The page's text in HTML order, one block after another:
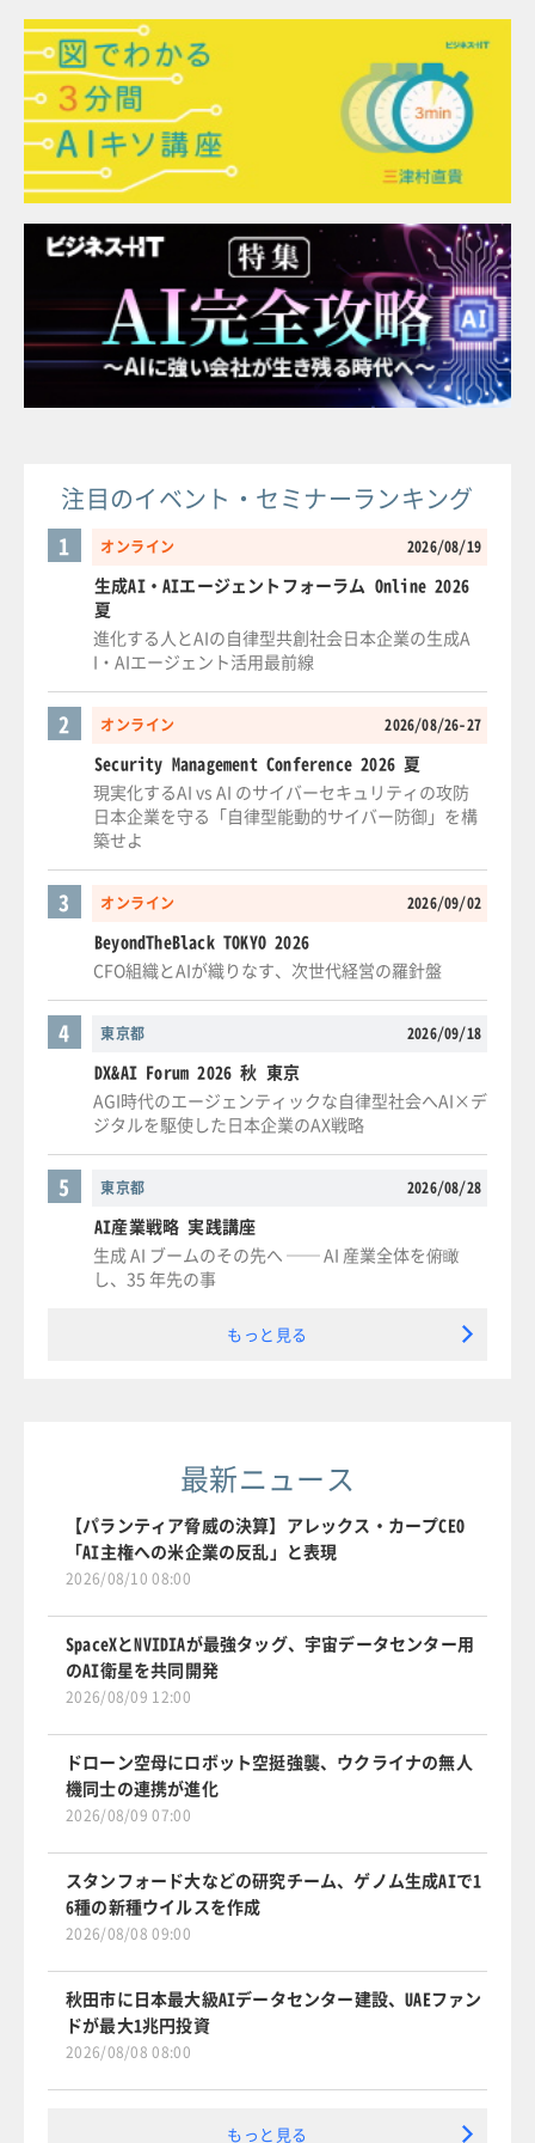
注目のイベント・セミナーランキング
オンライン 2026/08/19
1
生成AI・AIエージェントフォーラム Online 2026
夏
進化する人とAIの自律型共創社会日本企業の生成A
I・AIエージェント活用最前線
オンライン 2026/08/26-27
2
Security Management Conference 2026 夏
現実化するAI vs AI のサイバーセキュリティの攻防
日本企業を守る「自律型能動的サイバー防御」を構
築せよ
オンライン 2026/09/02
3
BeyondTheBlack TOKYO 2026
CFO組織とAIが織りなす、次世代経営の羅針盤
東京都 2026/09/18
4
DX&AI Forum 2026 秋 東京
AGI時代のエージェンティックな自律型社会へAI×デ
ジタルを駆使した日本企業のAX戦略
東京都 2026/08/28
5
AI産業戦略 実践講座
生成 AI ブームのその先へ ── AI 産業全体を俯瞰
し、35 年先の事
もっと見る
最新ニュース
【パランティア脅威の決算】アレックス・カープCEO
「AI主権への米企業の反乱」と表現
2026/08/10 08:00
SpaceXとNVIDIAが最強タッグ、宇宙データセンター用
のAI衛星を共同開発
2026/08/09 12:00
ドローン空母にロボット空挺強襲、ウクライナの無人
機同士の連携が進化
2026/08/09 07:00
スタンフォード大などの研究チーム、ゲノム生成AIで1
6種の新種ウイルスを作成
2026/08/08 09:00
秋田市に日本最大級AIデータセンター建設、UAEファン
ドが最大1兆円投資
2026/08/08 08:00
もっと見る